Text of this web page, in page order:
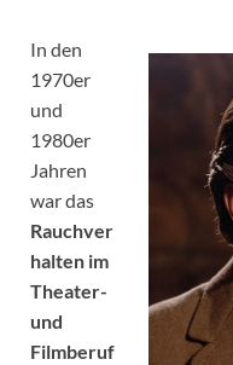
In den
1970er
und
1980er
Jahren
war das
Rauchver
halten im
Theater-
und
Filmberuf